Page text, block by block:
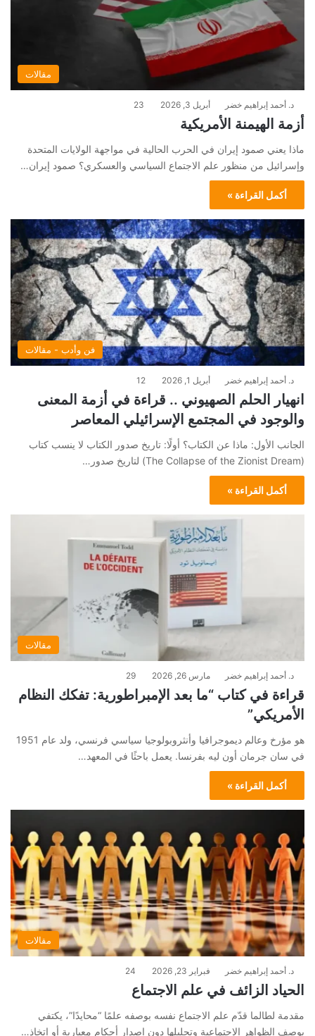
مقالات
د. أحمد إبراهيم خضر أبريل 3, 2026 23
أزمة الهيمنة الأمريكية
ماذا يعني صمود إيران في الحرب الحالية في مواجهة الولايات المتحدة
وإسرائيل من منظور علم الاجتماع السياسي والعسكري؟ صمود إيران…
أكمل القراءة »
فن وأدب - مقالات
د. أحمد إبراهيم خضر أبريل 1, 2026 12
انهيار الحلم الصهيوني .. قراءة في أزمة المعنى
والوجود في المجتمع الإسرائيلي المعاصر
الجانب الأول: ماذا عن الكتاب؟ أولًا: تاريخ صدور الكتاب لا ينسب كتاب
(The Collapse of the Zionist Dream) لتاريخ صدور…
أكمل القراءة »
مقالات
د. أحمد إبراهيم خضر مارس 26, 2026 29
قراءة في كتاب “ما بعد الإمبراطورية: تفكك النظام
الأمريكي”
هو مؤرخ وعالم ديموجرافيا وأنثروبولوجيا سياسي فرنسي، ولد عام 1951
في سان جرمان أون ليه بفرنسا. يعمل باحثًا في المعهد…
أكمل القراءة »
مقالات
د. أحمد إبراهيم خضر فبراير 23, 2026 24
الحياد الزائف في علم الاجتماع
مقدمة لطالما قدّم علم الاجتماع نفسه بوصفه علمًا “محايدًا”، يكتفي
بوصف الظواهر الاجتماعية وتحليلها دون إصدار أحكام معيارية أو اتخاذ…